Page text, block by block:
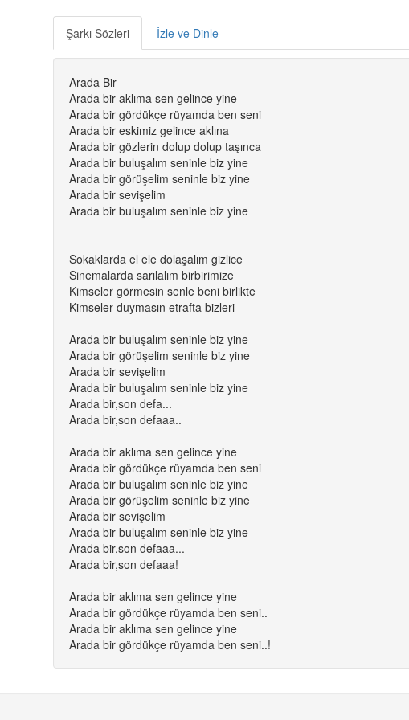
Şarkı Sözleri İzle ve Dinle
Arada Bir
Arada bir aklıma sen gelince yine
Arada bir gördükçe rüyamda ben seni
Arada bir eskimiz gelince aklına
Arada bir gözlerin dolup dolup taşınca
Arada bir buluşalım seninle biz yine
Arada bir görüşelim seninle biz yine
Arada bir sevişelim
Arada bir buluşalım seninle biz yine
Sokaklarda el ele dolaşalım gizlice
Sinemalarda sarılalım birbirimize
Kimseler görmesin senle beni birlikte
Kimseler duymasın etrafta bizleri
Arada bir buluşalım seninle biz yine
Arada bir görüşelim seninle biz yine
Arada bir sevişelim
Arada bir buluşalım seninle biz yine
Arada bir,son defa...
Arada bir,son defaaa..
Arada bir aklıma sen gelince yine
Arada bir gördükçe rüyamda ben seni
Arada bir buluşalım seninle biz yine
Arada bir görüşelim seninle biz yine
Arada bir sevişelim
Arada bir buluşalım seninle biz yine
Arada bir,son defaaa...
Arada bir,son defaaa!
Arada bir aklıma sen gelince yine
Arada bir gördükçe rüyamda ben seni..
Arada bir aklıma sen gelince yine
Arada bir gördükçe rüyamda ben seni..!